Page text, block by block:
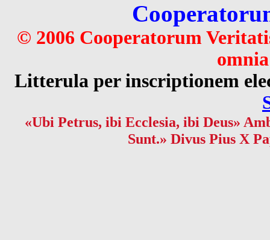
© 2006 Cooperatorum
Litterula per inscriptionem
«Ubi Petrus, ibi Ecclesia, ibi Deus»
Sunt.» Divus Pius X